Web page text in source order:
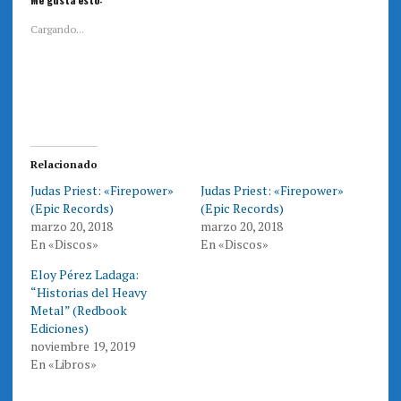
c
a
r
e
n
w
i
t
t
e
r
e
b
r
e
e
u
n
a
a
e
b
o
S
e
a
b
r
e
n
Cargando...
Relacionado
Judas Priest: «Firepower»
(Epic Records)
marzo 20, 2018
En «Discos»
Judas Priest: «Firepower»
(Epic Records)
marzo 20, 2018
En «Discos»
Eloy Pérez Ladaga:
“Historias del Heavy
Metal” (Redbook
Ediciones)
noviembre 19, 2019
En «Libros»